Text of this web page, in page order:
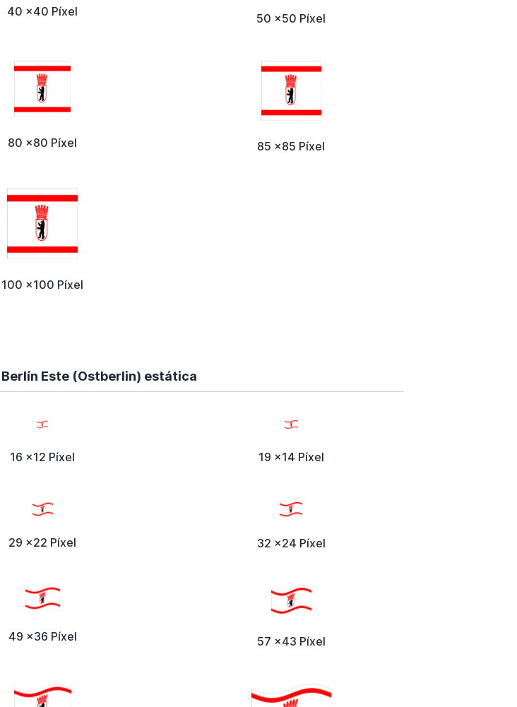
40 x40 Píxel 50 x50 Píxel
80 x80 Píxel 85 x85 Píxel
100 x100 Píxel
Este (Ostberlin) estática
16 x12 Píxel 19 x14 Píxel
29 x22 Píxel 32 x24 Píxel
49 x36 Píxel 57 x43 Píxel